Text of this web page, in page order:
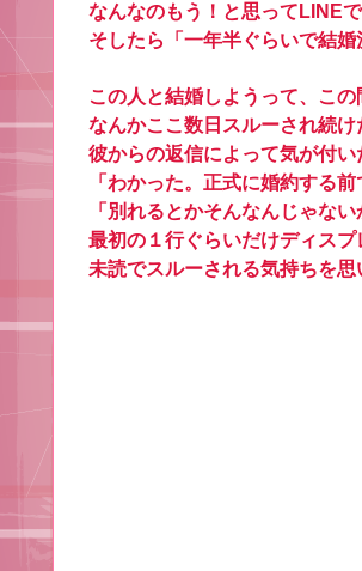
なんなのもう！と思ってLINE
そしたら「一年半ぐらいで結
この人と結婚しようって、こ
なんかここ数日スルーされ続
彼からの返信によって気が付い
「わかった。正式に婚約する
「別れるとかそんなんじゃな
最初の１行ぐらいだけディス
未読でスルーされる気持ちを思